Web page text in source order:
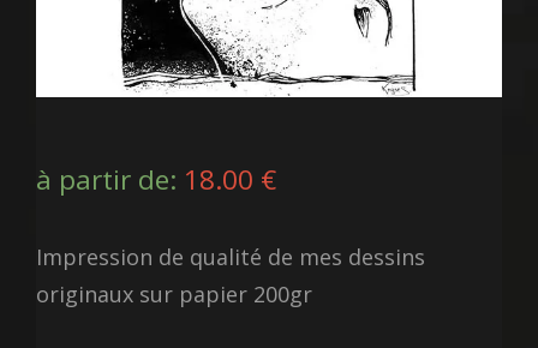
à partir de: 18.00 €
Impression de qualité de mes dessins
originaux sur papier 200gr